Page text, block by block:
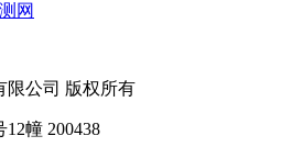
限公司 版权所有
12幢 200438